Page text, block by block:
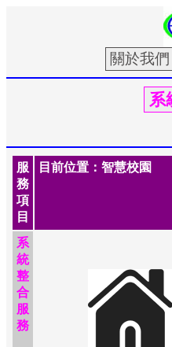
服
務
項
目
目前位置：智慧校園
系
統
整
合
服
務